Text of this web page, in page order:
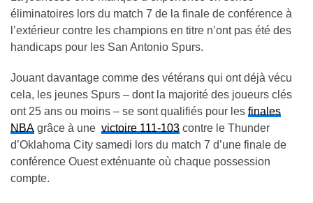
éliminatoires lors du match 7 de la finale de conférence à
l’extérieur contre les champions en titre n’ont pas été des
handicaps pour les San Antonio Spurs.
Jouant davantage comme des vétérans qui ont déjà vécu
cela, les jeunes Spurs – dont la majorité des joueurs clés
ont 25 ans ou moins – se sont qualifiés pour les finales
NBA grâce à une victoire 111-103 contre le Thunder
d’Oklahoma City samedi lors du match 7 d’une finale de
conférence Ouest exténuante où chaque possession
compte.